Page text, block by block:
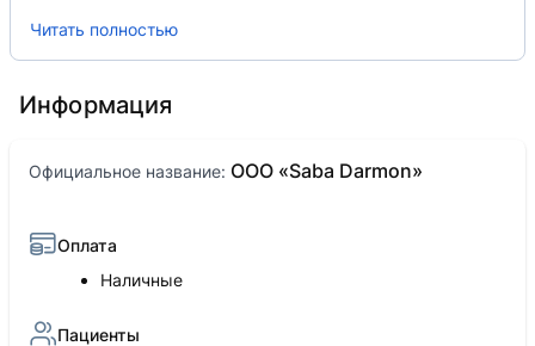
yana qayta uzi qilib tekshirdilar. Boshqa vrachda
kormaganman bunday odatni.
Читать полностью
Информация
Официальное название: ООО «Saba Darmon»
Оплата
Наличные
Пациенты